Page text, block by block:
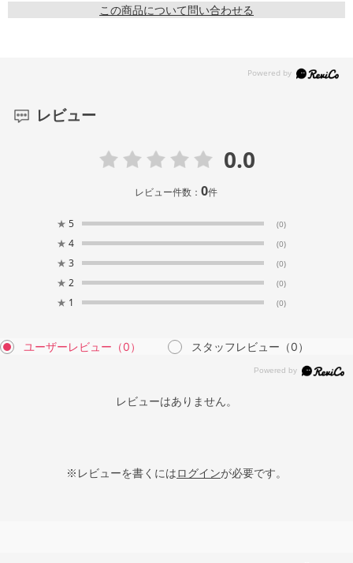
この商品について問い合わせる
レビュー
0.0
レビュー件数：0件
★ 5 (0)
★ 4 (0)
★ 3 (0)
★ 2 (0)
★ 1 (0)
ユーザーレビュー （0） スタッフレビュー （0）
レビューはありません。
※レビューを書くにはログインが必要です。